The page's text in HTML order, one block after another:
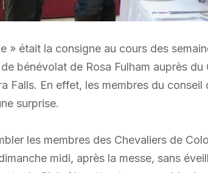
» était la consigne au cours des
bénévolat de Rosa Fulham auprès
Falls. En effet, les membres du conseil
surprise.
les membres des Chevaliers de
midi, après la messe, sans